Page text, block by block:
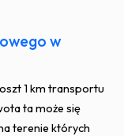
w
1 km transportu
ta może się
terenie których